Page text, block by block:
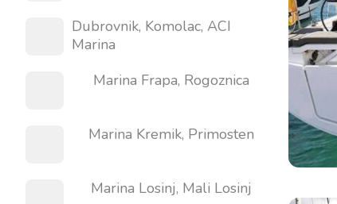
Dubrovnik, Komolac, ACI
Marina
Marina Frapa, Rogoznica
Marina Kremik, Primosten
Marina Losinj, Mali Losinj